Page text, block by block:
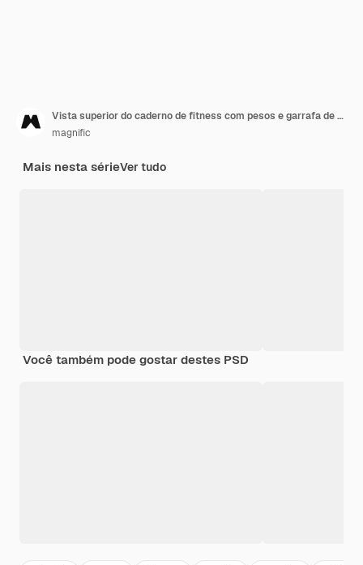
Vista superior do caderno de fitness com pesos e garrafa de água
magnific
Mais nesta sérieVer tudo
Você também pode gostar destes PSD